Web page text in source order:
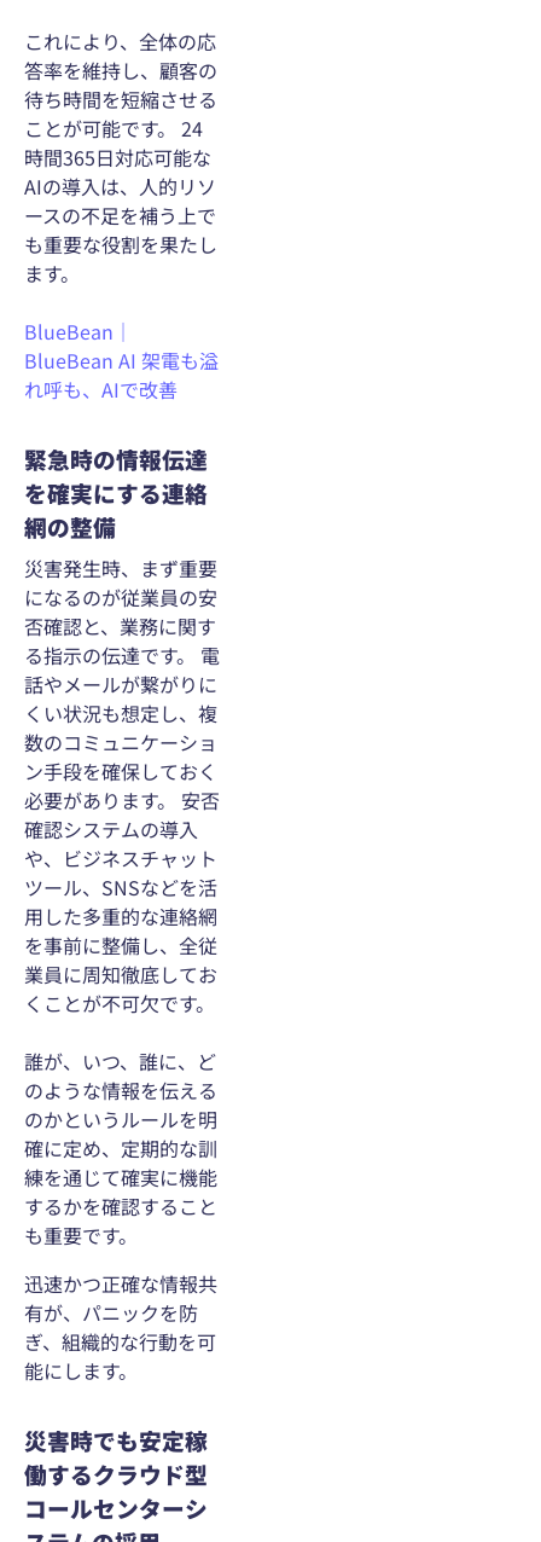
これにより、全体の応
答率を維持し、顧客の
待ち時間を短縮させる
ことが可能です。 24
時間365日対応可能な
AIの導入は、人的リソ
ースの不足を補う上で
も重要な役割を果たし
ます。
BlueBean｜
BlueBean AI 架電も溢
れ呼も、AIで改善
緊急時の情報伝達
を確実にする連絡
網の整備
災害発生時、まず重要
になるのが従業員の安
否確認と、業務に関す
る指示の伝達です。 電
話やメールが繋がりに
くい状況も想定し、複
数のコミュニケーショ
ン手段を確保しておく
必要があります。 安否
確認システムの導入
や、ビジネスチャット
ツール、SNSなどを活
用した多重的な連絡網
を事前に整備し、全従
業員に周知徹底してお
くことが不可欠です。
誰が、いつ、誰に、ど
のような情報を伝える
のかというルールを明
確に定め、定期的な訓
練を通じて確実に機能
するかを確認すること
も重要です。
迅速かつ正確な情報共
有が、パニックを防
ぎ、組織的な行動を可
能にします。
災害時でも安定稼
働するクラウド型
コールセンターシ